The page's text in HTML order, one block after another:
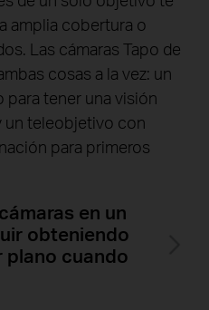
amplia cobertura o
Las cámaras Tapo de
cosas a la vez: un
para tener una visión
un teleobjetivo con
para primeros
en un
obteniendo
plano cuando